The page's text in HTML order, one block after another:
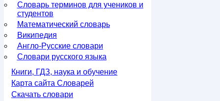
Словарь терминов для учеников и
студентов
Математический словарь
Википедия
Англо-Русские словари
Словари русского языка
Книги, ГДЗ, наука и обучение
Карта сайта Словарей
Скачать словари